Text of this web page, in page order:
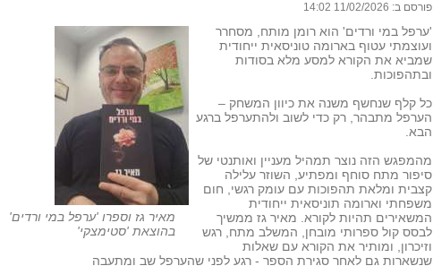
פורסם ב: 11/02/2026 14:02
מאיר גז וספרו 'ערפל במי ורדים'
בהוצאת 'סטימצקי'
'ערפל במי ורדים' הוא רומן מותח, מסחרר
ועוצמתי עטוף בארומה טוניסאית ייחודית
שמביא את הקורא למסע מלא בסודות
ובתהפוכות.
כל קלף שנחשף משנה את כיוון המשחק –
הערפל מתבהר, רק כדי לשוב ולהתערפל ברגע
הבא.
מהמפגש הזה נוצר תמהיל מעניין ואותנטי של
סיפור מתח סוחף ומפתיע, השוזר עלילה
קצבית ומלאת תהפוכות עם עומק רגשי, חום
משפחתי וארומה תוניסאית ייחודית
המשאירים תהיות לקורא. מאיר גז ממשיך
לבסס קול ספרותי מובחן, המשלב מתח, רגש
וזיכרון, ומותיר את הקורא עם שאלות
שנשארות גם לאחר סגירת הספר - רגע לפני שהערפל שב ומתעבה